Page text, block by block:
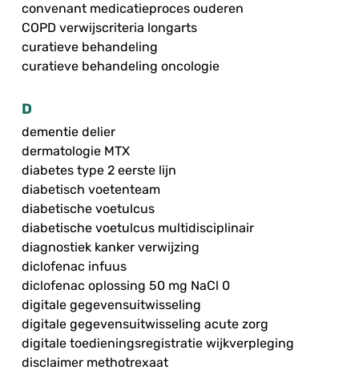
convenant medicatieproces ouderen
COPD verwijscriteria longarts
curatieve behandeling
curatieve behandeling oncologie
D
dementie delier
dermatologie MTX
diabetes type 2 eerste lijn
diabetisch voetenteam
diabetische voetulcus
diabetische voetulcus multidisciplinair
diagnostiek kanker verwijzing
diclofenac infuus
diclofenac oplossing 50 mg NaCl 0
digitale gegevensuitwisseling
digitale gegevensuitwisseling acute zorg
digitale toedieningsregistratie wijkverpleging
disclaimer methotrexaat